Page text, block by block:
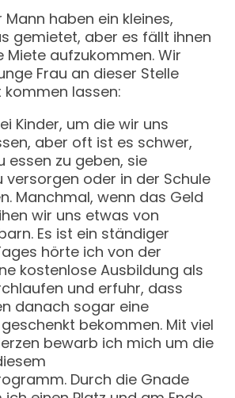
Mann haben ein kleines,
gemietet, aber es fällt ihnen
Miete aufzukommen. Wir
Frau an dieser Stelle
lassen:
Kinder, um die wir uns
aber oft ist es schwer,
essen zu geben, sie
versorgen oder in der Schule
Manchmal, wenn das Geld
wir uns etwas von
Es ist ein ständiger
hörte ich von der
kostenlose Ausbildung als
und erfuhr, dass
danach sogar eine
bekommen. Mit viel
bewarb ich mich um die
Durch die Gnade